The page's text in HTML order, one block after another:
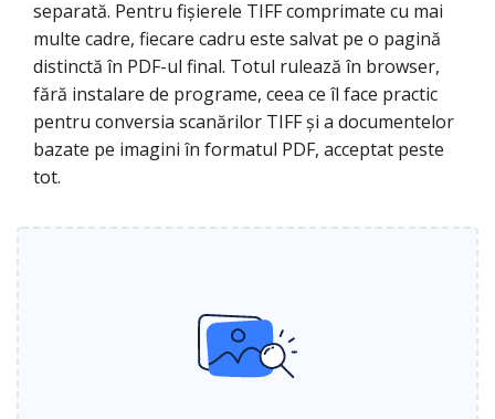
separată. Pentru fișierele TIFF comprimate cu mai
multe cadre, fiecare cadru este salvat pe o pagină
distinctă în PDF-ul final. Totul rulează în browser,
fără instalare de programe, ceea ce îl face practic
pentru conversia scanărilor TIFF și a documentelor
bazate pe imagini în formatul PDF, acceptat peste
tot.